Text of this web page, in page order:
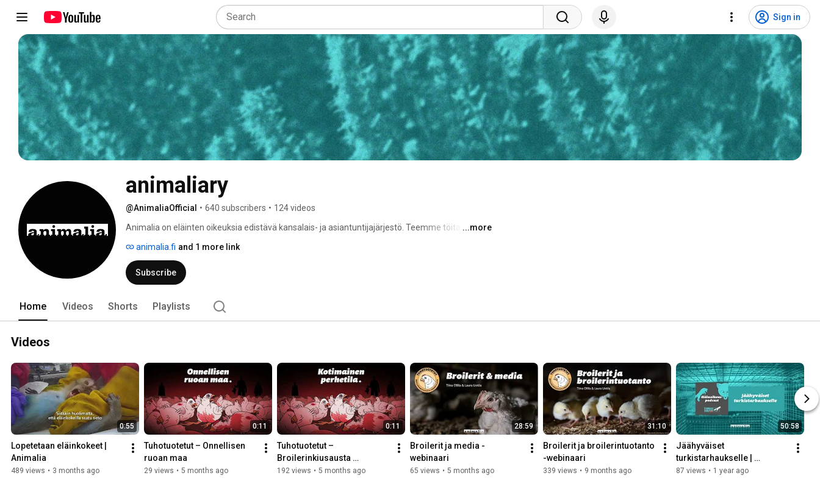
Sign in
animaliary
@AnimaliaOfficial • 640 subscribers • 124 videos
Animalia on eläinten oikeuksia edistävä kansalais- ja asiantuntijajärjestö. Teemme töitä
...more
animalia.fi and 1 more link
Subscribe
Home Videos Shorts Playlists
Videos
0:55
Lopetetaan eläinkokeet |
Animalia
489 views • 3 months ago
0:11
Tuhotuotetut – Onnellisen
ruoan maa
29 views • 5 months ago
0:11
Tuhotuotetut –
Broilerinkiusausta
perhetilalta
192 views • 5 months ago
28:59
Broilerit ja media -
webinaari
65 views • 5 months ago
31:10
Broilerit ja broilerintuotanto
-webinaari
339 views • 9 months ago
50:58
Jäähyväiset
turkistarhaukselle |
Eläinoikeuspodcast
87 views • 1 year ago